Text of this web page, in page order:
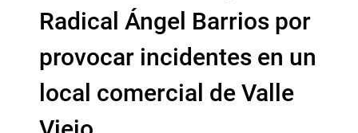
Radical Ángel Barrios por
provocar incidentes en un
local comercial de Valle